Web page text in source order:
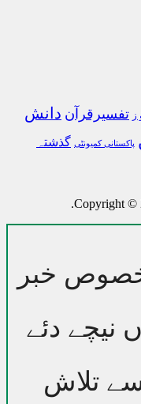
ز تفسیرقرآن دانش
پاکستانی کمیونٹی گذشتہ
Copyright ©
خبر
نیچے دئے
تلاش